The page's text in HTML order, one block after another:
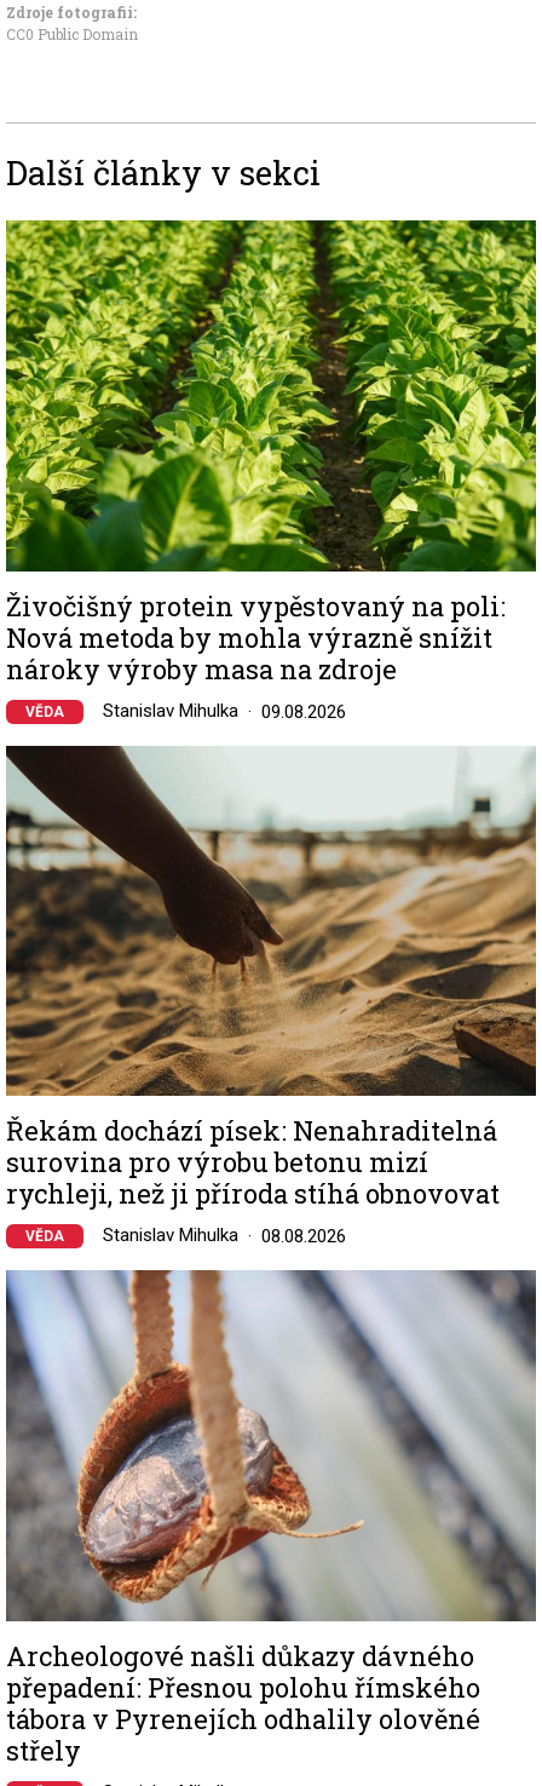
Zdroje fotografii:
CC0 Public Domain
Další články v sekci
Image
Živočišný protein vypěstovaný na poli:
Nová metoda by mohla výrazně snížit
nároky výroby masa na zdroje
VĚDA Stanislav Mihulka 09.08.2026
Image
Řekám dochází písek: Nenahraditelná
surovina pro výrobu betonu mizí
rychleji, než ji příroda stíhá obnovovat
VĚDA Stanislav Mihulka 08.08.2026
Image
Archeologové našli důkazy dávného
přepadení: Přesnou polohu římského
tábora v Pyrenejích odhalily olověné
střely